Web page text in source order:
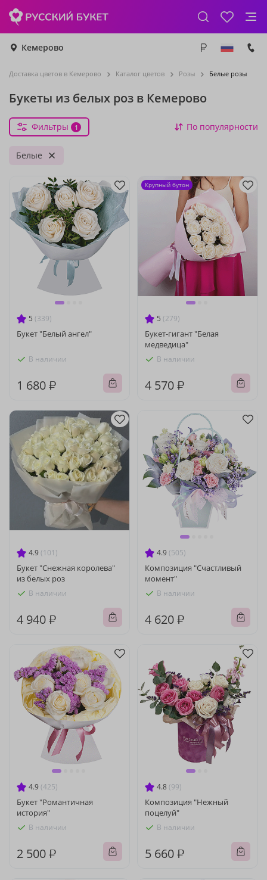
Кемерово
Доставка цветов в Кемерово Каталог цветов Розы Белые розы
Букеты из белых роз в Кемерово
Фильтры 1 По популярности
Белые
5 (339)
Букет "Белый ангел"
В наличии
1 680 ₽
5 (279)
Букет-гигант "Белая
медведица"
В наличии
4 570 ₽
Крупный бутон
4.9 (101)
Букет "Снежная королева"
из белых роз
В наличии
4 940 ₽
4.9 (505)
Композиция "Счастливый
момент"
В наличии
4 620 ₽
4.9 (425)
Букет "Романтичная
история"
В наличии
2 500 ₽
4.8 (99)
Композиция "Нежный
поцелуй"
В наличии
5 660 ₽